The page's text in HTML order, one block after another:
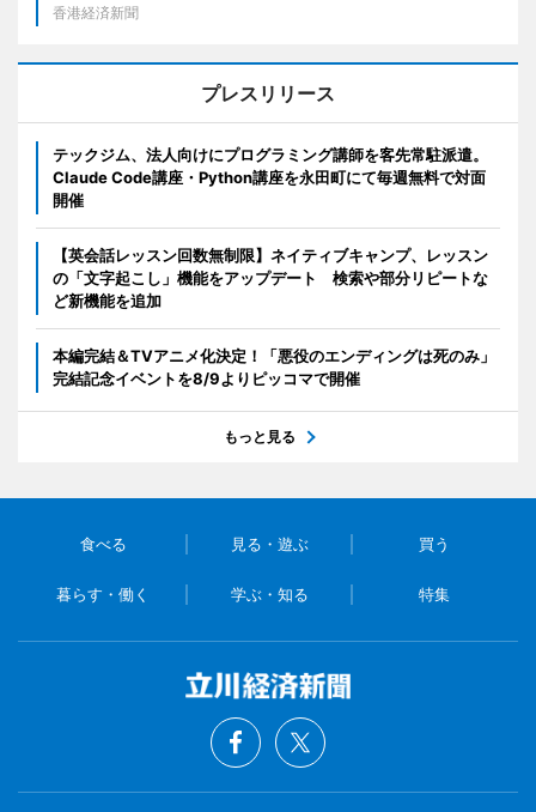
香港経済新聞
プレスリリース
テックジム、法人向けにプログラミング講師を客先常駐派遣。
Claude Code講座・Python講座を永田町にて毎週無料で対面
開催
【英会話レッスン回数無制限】ネイティブキャンプ、レッスン
の「文字起こし」機能をアップデート 検索や部分リピートな
ど新機能を追加
本編完結＆TVアニメ化決定！「悪役のエンディングは死のみ」
完結記念イベントを8/9よりピッコマで開催
もっと見る
食べる 見る・遊ぶ 買う
暮らす・働く 学ぶ・知る 特集